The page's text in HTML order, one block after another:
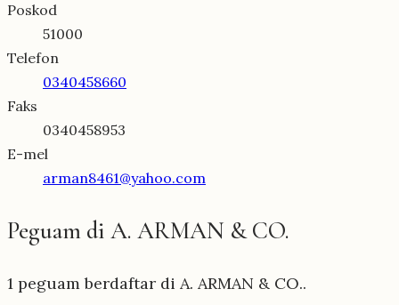
Poskod
51000
Telefon
0340458660
Faks
0340458953
E-mel
arman8461@yahoo.com
Peguam di A. ARMAN & CO.
1 peguam berdaftar di A. ARMAN & CO..